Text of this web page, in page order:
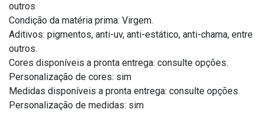
outros
Condição da matéria prima: Virgem.
Aditivos: pigmentos, anti-uv, anti-estático, anti-chama, entre
outros.
Cores disponíveis a pronta entrega: consulte opções.
Personalização de cores: sim
Medidas disponíveis a pronta entrega: consulte opções.
Personalização de medidas: sim